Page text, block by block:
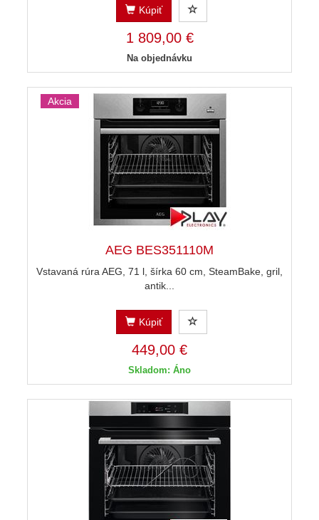
Kúpiť
1 809,00 €
Na objednávku
Akcia
AEG BES351110M
Vstavaná rúra AEG, 71 l, šírka 60 cm, SteamBake, gril,
antik...
Kúpiť
449,00 €
Skladom: Áno